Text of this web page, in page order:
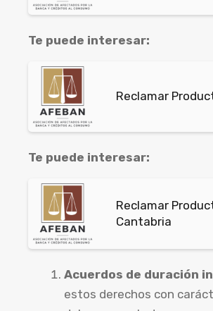
Te puede interesar:
Reclamar
Te puede interesar:
Reclamar
Cantabria
Acuerdos de duración
estos derechos con